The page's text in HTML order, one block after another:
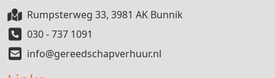
Rumpsterweg 33, 3981 AK Bunnik
030 - 737 1091
info@gereedschapverhuur.nl